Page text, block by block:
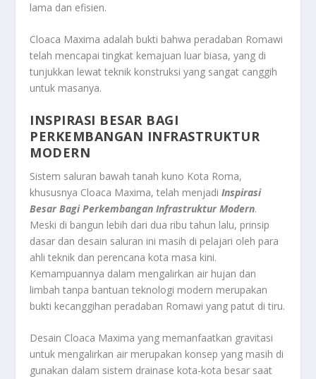
lama dan efisien.
Cloaca Maxima adalah bukti bahwa peradaban Romawi
telah mencapai tingkat kemajuan luar biasa, yang di
tunjukkan lewat teknik konstruksi yang sangat canggih
untuk masanya.
INSPIRASI BESAR BAGI
PERKEMBANGAN INFRASTRUKTUR
MODERN
Sistem saluran bawah tanah kuno Kota Roma,
khususnya Cloaca Maxima, telah menjadiInspirasi
Besar Bagi Perkembangan Infrastruktur Modern.
Meski di bangun lebih dari dua ribu tahun lalu, prinsip
dasar dan desain saluran ini masih di pelajari oleh para
ahli teknik dan perencana kota masa kini.
Kemampuannya dalam mengalirkan air hujan dan
limbah tanpa bantuan teknologi modern merupakan
bukti kecanggihan peradaban Romawi yang patut di tiru.
Desain Cloaca Maxima yang memanfaatkan gravitasi
untuk mengalirkan air merupakan konsep yang masih di
gunakan dalam sistem drainase kota-kota besar saat